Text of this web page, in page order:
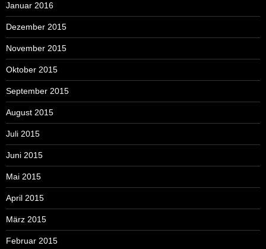
Januar 2016
Dezember 2015
November 2015
Oktober 2015
September 2015
August 2015
Juli 2015
Juni 2015
Mai 2015
April 2015
März 2015
Februar 2015